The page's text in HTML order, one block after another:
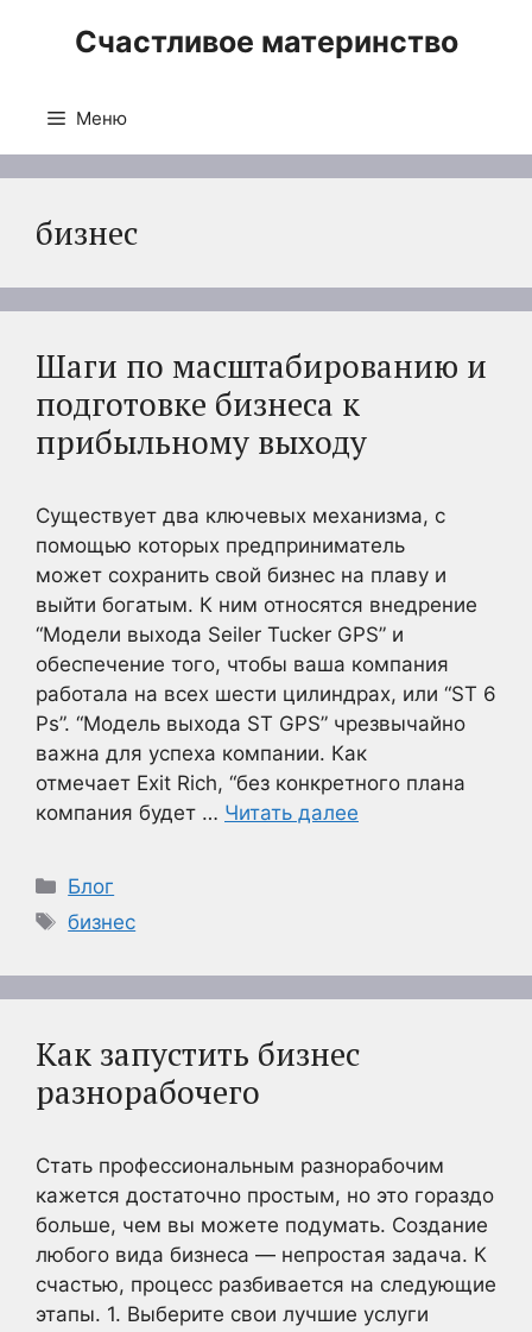
Счастливое материнство
Меню
бизнес
Шаги по масштабированию и
подготовке бизнеса к
прибыльному выходу
Существует два ключевых механизма, с
помощью которых предприниматель
может сохранить свой бизнес на плаву и
выйти богатым. К ним относятся внедрение
“Модели выхода Seiler Tucker GPS” и
обеспечение того, чтобы ваша компания
работала на всех шести цилиндрах, или “ST 6
Ps”. “Модель выхода ST GPS” чрезвычайно
важна для успеха компании. Как
отмечает Exit Rich, “без конкретного плана
компания будет … Читать далее
Рубрики
Блог
Метки
бизнес
Как запустить бизнес
разнорабочего
Стать профессиональным разнорабочим
кажется достаточно простым, но это гораздо
больше, чем вы можете подумать. Создание
любого вида бизнеса — непростая задача. К
счастью, процесс разбивается на следующие
этапы. 1. Выберите свои лучшие услуги